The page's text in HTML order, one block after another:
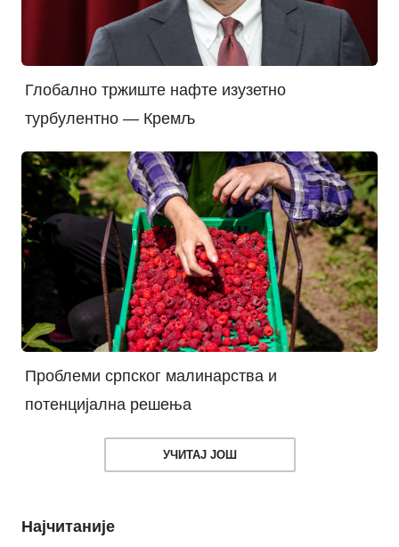
Глобално тржиште нафте изузетно
турбулентно — Кремљ
Проблеми српског малинарства и
потенцијална решења
УЧИТАЈ ЈОШ
Најчитаније